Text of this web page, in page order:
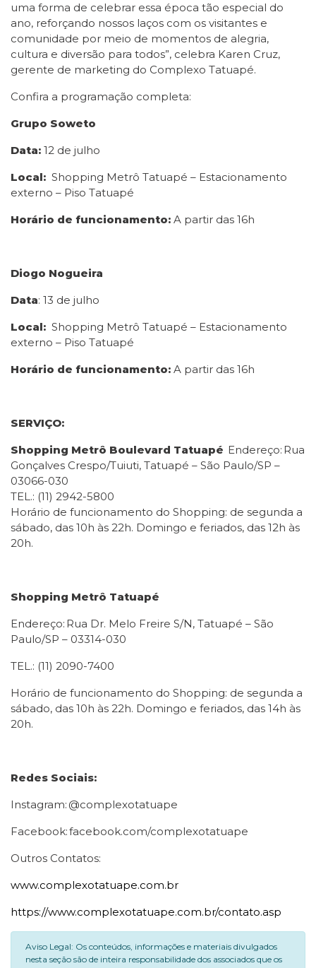
uma forma de celebrar essa época tão especial do
ano, reforçando nossos laços com os visitantes e
comunidade por meio de momentos de alegria,
cultura e diversão para todos”, celebra Karen Cruz,
gerente de marketing do Complexo Tatuapé.
Confira a programação completa:
Grupo Soweto
Data: 12 de julho
Local: Shopping Metrô Tatuapé – Estacionamento
externo – Piso Tatuapé
Horário de funcionamento: A partir das 16h
Diogo Nogueira
Data: 13 de julho
Local: Shopping Metrô Tatuapé – Estacionamento
externo – Piso Tatuapé
Horário de funcionamento: A partir das 16h
SERVIÇO:
Shopping Metrô Boulevard Tatuapé Endereço: Rua
Gonçalves Crespo/Tuiuti, Tatuapé – São Paulo/SP –
03066-030
TEL.: (11) 2942-5800
Horário de funcionamento do Shopping: de segunda a
sábado, das 10h às 22h. Domingo e feriados, das 12h às
20h.
Shopping Metrô Tatuapé
Endereço: Rua Dr. Melo Freire S/N, Tatuapé – São
Paulo/SP – 03314-030
TEL.: (11) 2090-7400
Horário de funcionamento do Shopping: de segunda a
sábado, das 10h às 22h. Domingo e feriados, das 14h às
20h.
Redes Sociais:
Instagram: @complexotatuape
Facebook: facebook.com/complexotatuape
Outros Contatos:
www.complexotatuape.com.br
https://www.complexotatuape.com.br/contato.asp
Aviso Legal: Os conteúdos, informações e materiais divulgados
nesta seção são de inteira responsabilidade dos associados que os